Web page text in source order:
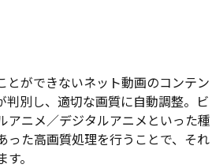
とができないネット動画のコンテン
判別し、適切な画質に自動調整。ビ
アニメ／デジタルアニメといった種
った高画質処理を行うことで、それ
。